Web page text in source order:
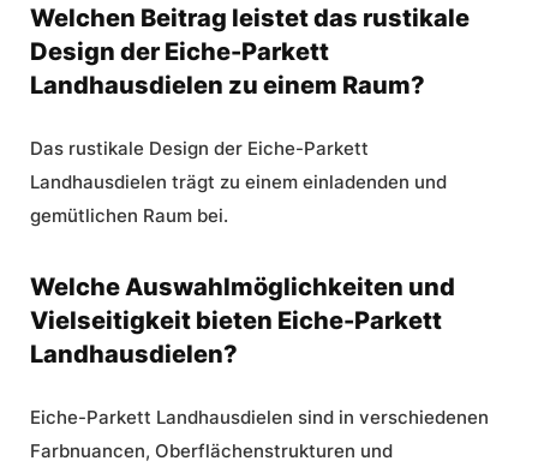
Welchen Beitrag leistet das rustikale
Design der Eiche-Parkett
Landhausdielen zu einem Raum?
Das rustikale Design der Eiche-Parkett
Landhausdielen trägt zu einem einladenden und
gemütlichen Raum bei.
Welche Auswahlmöglichkeiten und
Vielseitigkeit bieten Eiche-Parkett
Landhausdielen?
Eiche-Parkett Landhausdielen sind in verschiedenen
Farbnuancen, Oberflächenstrukturen und